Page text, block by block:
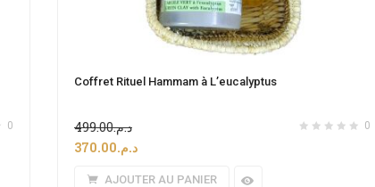
0
Coffret Rituel Hammam à L’eucalyptus
0 د.م.499.00
د.م.370.00
AJOUTER AU PANIER